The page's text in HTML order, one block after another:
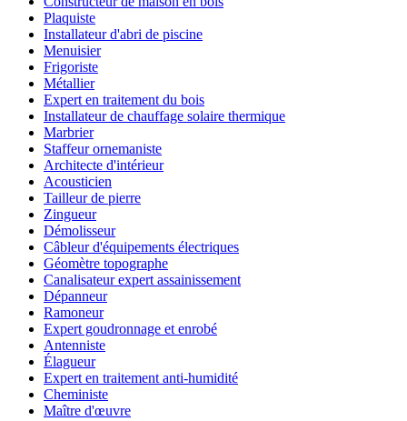
Plaquiste
Installateur d'abri de piscine
Menuisier
Frigoriste
Métallier
Expert en traitement du bois
Installateur de chauffage solaire thermique
Marbrier
Staffeur ornemaniste
Architecte d'intérieur
Acousticien
Tailleur de pierre
Zingueur
Démolisseur
Câbleur d'équipements électriques
Géomètre topographe
Canalisateur expert assainissement
Dépanneur
Ramoneur
Expert goudronnage et enrobé
Antenniste
Élagueur
Expert en traitement anti-humidité
Cheministe
Maître d'œuvre